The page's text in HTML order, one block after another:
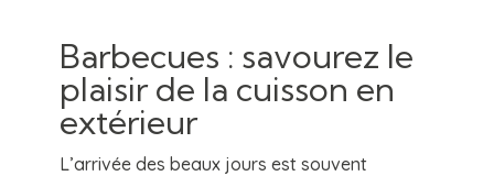
Barbecues : savourez le
plaisir de la cuisson en
extérieur
L’arrivée des beaux jours est souvent